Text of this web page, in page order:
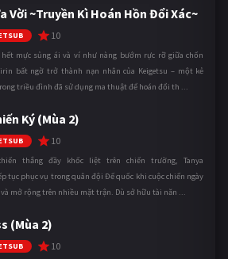
Vời ~Truyền Kì Hoán Hồn Đổi Xác~
10
mực sủng ái và ví như nàng bướm rực rỡ giữa chốn
bất ngờ trở thành nạn nhân của Keigetsu – một kẻ
triều đình đã sử dụng ma thuật để hoán đổi th ...
Ký (Mùa 2)
10
thắng đầy khốc liệt trên chiến trường, Tanya
tục phục vụ trong quân đội Đế quốc khi cuộc chiến ngày
và mở rộng trên nhiều mặt trận. Dù sở hữu tài năn ...
(Mùa 2)
10